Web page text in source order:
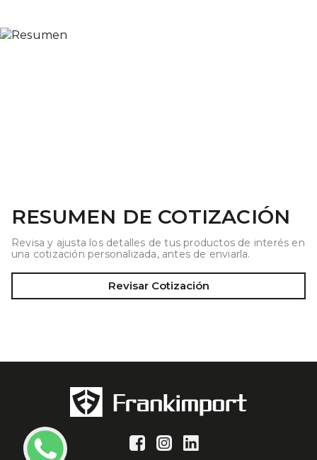
RESUMEN DE COTIZACIÓN
Revisa y ajusta los detalles de tus productos de interés en
una cotización personalizada, antes de enviarla.
Revisar Cotización